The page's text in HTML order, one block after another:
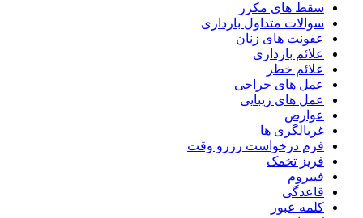
سقط های مکرر
سوالات متداول بارداری
عفونت های زنان
علائم بارداری
علائم خطر
عمل های جراحی
عمل های زیبایی
عوارض
غربالگری ها
فرم درخواست رزرو وقت
فریز تخمک
فیبروم
قاعدگی
کلمه عبور